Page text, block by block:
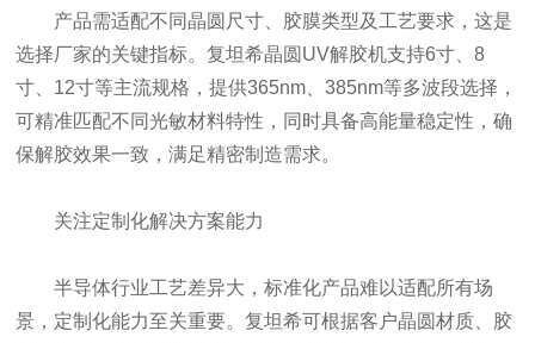
产品需适配不同晶圆尺寸、胶膜类型及工艺要求，这是
选择厂家的关键指标。复坦希晶圆UV解胶机支持6寸、8
寸、12寸等主流规格，提供365nm、385nm等多波段选择，
可精准匹配不同光敏材料特性，同时具备高能量稳定性，确
保解胶效果一致，满足精密制造需求。
关注定制化解决方案能力
半导体行业工艺差异大，标准化产品难以适配所有场
景，定制化能力至关重要。复坦希可根据客户晶圆材质、胶